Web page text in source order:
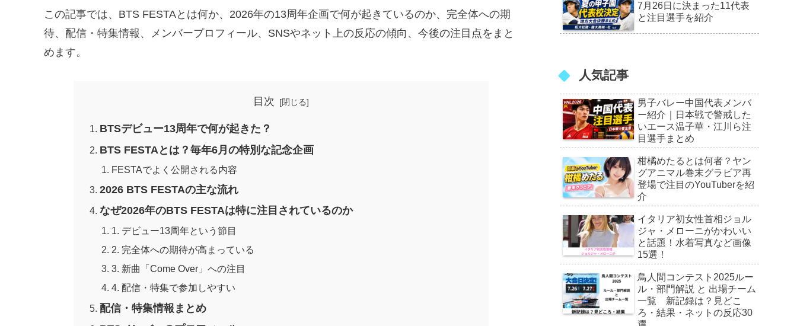
この記事では、BTS FESTAとは何か、2026年の13周年企画で何が起きているのか、完全体への期
待、配信・特集情報、メンバープロフィール、SNSやネット上の反応の傾向、今後の注目点をまと
めます。
目次
BTSデビュー13周年で何が起きた？
BTS FESTAとは？毎年6月の特別な記念企画
FESTAでよく公開される内容
2026 BTS FESTAの主な流れ
なぜ2026年のBTS FESTAは特に注目されているのか
1. デビュー13周年という節目
2. 完全体への期待が高まっている
3. 新曲「Come Over」への注目
4. 配信・特集で参加しやすい
配信・特集情報まとめ
7月26日に決まった11代表
と注目選手を紹介
人気記事
男子バレー中国代表メンバ
ー紹介｜日本戦で警戒した
いエース温子華・江川ら注
目選手まとめ
柑橘めたるとは何者？ヤン
グアニマル巻末グラビア再
登場で注目のYouTuberを紹
介
イタリア初女性首相ジョル
ジャ・メローニがかわいい
と話題！水着写真など画像
15選！
鳥人間コンテスト2025ルー
ル・部門解説 と 出場チーム
一覧 新記録は？見どこ
ろ・結果・ネットの反応30